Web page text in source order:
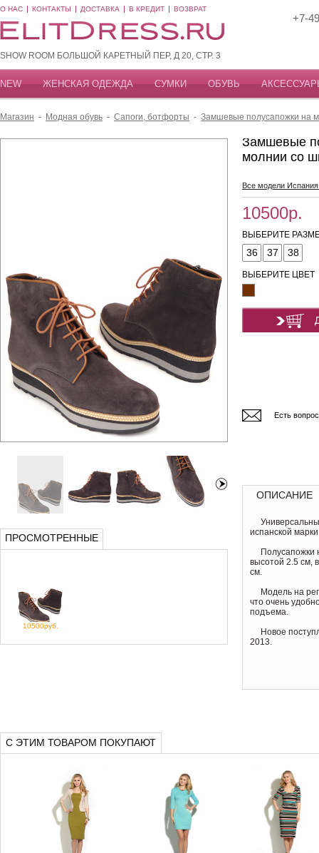
О НАС КОНТАКТЫ ДОСТАВКА В КРЕДИТ ВОЗВРАТ
SHOW ROOM БОЛЬШОЙ КАРЕТНЫЙ ПЕР, Д 20, СТР. 3
+7-
NEW ЖЕНСКАЯ ОДЕЖДА СУМКИ ОБУВЬ
Магазин - Модная обувь - Сапоги, ботфорты - Замшевые полусапожки на
ПРОСМОТРЕННЫЕ
10500руб.
Замшевые
молнии со
Все модели
10500р.
ВЫБЕРИТЕ
36 37 38
ВЫБЕРИТЕ ЦВЕТ
Есть
ОПИСАНИЕ
испанской
Полусапожки
высотой 2.5 см,
см.
Модель на
что очень
подъема.
Новое
2013.
С ЭТИМ ТОВАРОМ ПОКУПАЮТ